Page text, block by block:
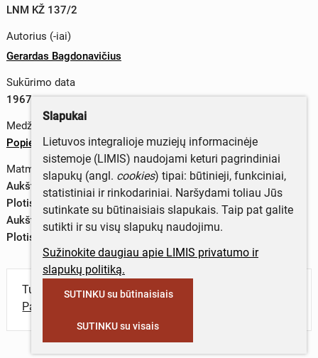
LNM KŽ 137/2
Autorius (-iai)
Gerardas Bagdonavičius
Sukūrimo data
1967 m.
Medžiagos
Popierius
Matmenys
Aukštis (vaizdas) – 73 mm
Plotis (vaizdas) – 58 mm
Aukštis (lakštas) – 98 mm
Plotis (lakštas) – 65 mm
Turite daugiau informacijos apie objektą?
Parašykite mums!
Slapukai
Lietuvos integralioje muziejų informacinėje
sistemoje (LIMIS) naudojami keturi pagrindiniai
slapukų (angl. cookies) tipai: būtinieji, funkciniai,
statistiniai ir rinkodariniai. Naršydami toliau Jūs
sutinkate su būtinaisiais slapukais. Taip pat galite
sutikti ir su visų slapukų naudojimu.
Sužinokite daugiau apie LIMIS privatumo ir
slapukų politiką.
SUTINKU su būtinaisiais
SUTINKU su visais